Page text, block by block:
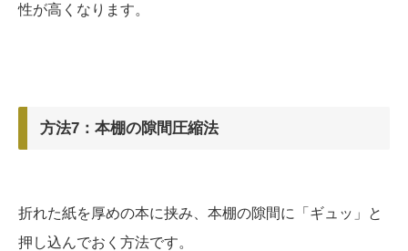
性が高くなります。
方法7：本棚の隙間圧縮法
折れた紙を厚めの本に挟み、本棚の隙間に「ギュッ」と
押し込んでおく方法です。